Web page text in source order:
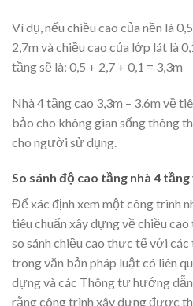
Ví dụ, nếu chiều cao của nền là
2,7m và chiều cao của lớp lát là
tầng sẽ là: 0,5 + 2,7 + 0,1 = 3,3m
Nhà 4 tầng cao 3,3m – 3,6m về
bảo cho không gian sống thông
cho người sử dụng.
So sánh độ cao tầng nhà 4
Để xác định xem một công trình
tiêu chuẩn xây dựng về chiều
so sánh chiều cao thực tế với các
trong văn bản pháp luật có liên
dựng và các Thông tư hướng
rằng công trình xây dựng được